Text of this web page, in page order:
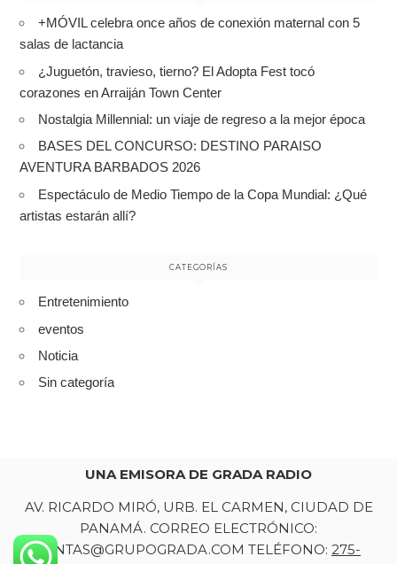
+MÓVIL celebra once años de conexión maternal con 5
salas de lactancia
¿Juguetón, travieso, tierno? El Adopta Fest tocó
corazones en Arraiján Town Center
Nostalgia Millennial: un viaje de regreso a la mejor época
BASES DEL CONCURSO: DESTINO PARAISO
AVENTURA BARBADOS 2026
Espectáculo de Medio Tiempo de la Copa Mundial: ¿Qué
artistas estarán allí?
CATEGORÍAS
Entretenimiento
eventos
Noticia
Sin categoría
UNA EMISORA DE GRADA RADIO
AV. RICARDO MIRÓ, URB. EL CARMEN, CIUDAD DE
PANAMÁ. CORREO ELECTRÓNICO:
VENTAS@GRUPOGRADA.COM TELÉFONO: 275-